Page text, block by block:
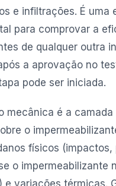
e infiltrações. É uma
para comprovar a
de qualquer outra
a aprovação no
pode ser iniciada.
mecânica é a camada
o
físicos
o impermeabilizante
e variações térmicas.